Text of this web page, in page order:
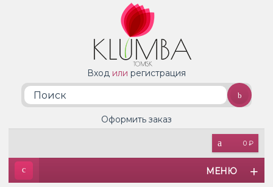
Вход или регистрация
0 ₽
Оформить заказ
МЕНЮ